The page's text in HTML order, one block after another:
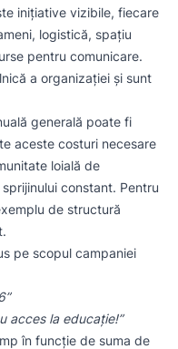
inițiative vizibile, fiecare
logistică, spațiu
pentru comunicare.
a organizației și sunt
generală poate fi
aceste costuri necesare
loială de
constant. Pentru
de structură
pe scopul campaniei
acces la educație!”
în funcție de suma de